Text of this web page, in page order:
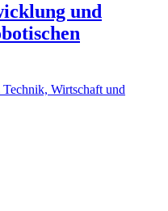
und
Wirtschaft und